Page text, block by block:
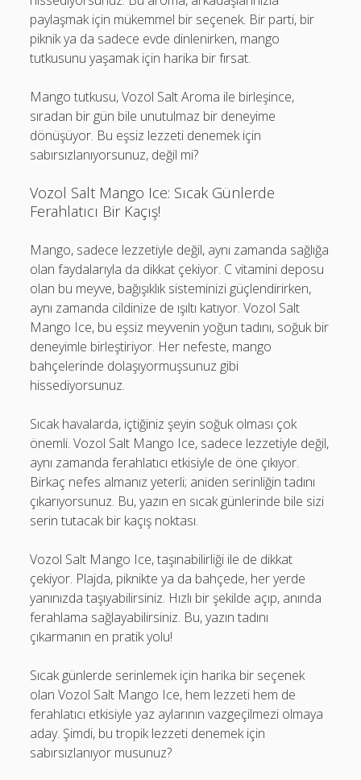
paylaşmak için mükemmel bir seçenek. Bir parti, bir
piknik ya da sadece evde dinlenirken, mango
tutkusunu yaşamak için harika bir fırsat.
Mango tutkusu, Vozol Salt Aroma ile birleşince,
sıradan bir gün bile unutulmaz bir deneyime
dönüşüyor. Bu eşsiz lezzeti denemek için
sabırsızlanıyorsunuz, değil mi?
Vozol Salt Mango Ice: Sıcak Günlerde
Ferahlatıcı Bir Kaçış!
Mango, sadece lezzetiyle değil, aynı zamanda sağlığa
olan faydalarıyla da dikkat çekiyor. C vitamini deposu
olan bu meyve, bağışıklık sisteminizi güçlendirirken,
aynı zamanda cildinize de ışıltı katıyor. Vozol Salt
Mango Ice, bu eşsiz meyvenin yoğun tadını, soğuk bir
deneyimle birleştiriyor. Her nefeste, mango
bahçelerinde dolaşıyormuşsunuz gibi
hissediyorsunuz.
Sıcak havalarda, içtiğiniz şeyin soğuk olması çok
önemli. Vozol Salt Mango Ice, sadece lezzetiyle değil,
aynı zamanda ferahlatıcı etkisiyle de öne çıkıyor.
Birkaç nefes almanız yeterli; aniden serinliğin tadını
çıkarıyorsunuz. Bu, yazın en sıcak günlerinde bile sizi
serin tutacak bir kaçış noktası.
Vozol Salt Mango Ice, taşınabilirliği ile de dikkat
çekiyor. Plajda, piknikte ya da bahçede, her yerde
yanınızda taşıyabilirsiniz. Hızlı bir şekilde açıp, anında
ferahlama sağlayabilirsiniz. Bu, yazın tadını
çıkarmanın en pratik yolu!
Sıcak günlerde serinlemek için harika bir seçenek
olan Vozol Salt Mango Ice, hem lezzeti hem de
ferahlatıcı etkisiyle yaz aylarının vazgeçilmezi olmaya
aday. Şimdi, bu tropik lezzeti denemek için
sabırsızlanıyor musunuz?